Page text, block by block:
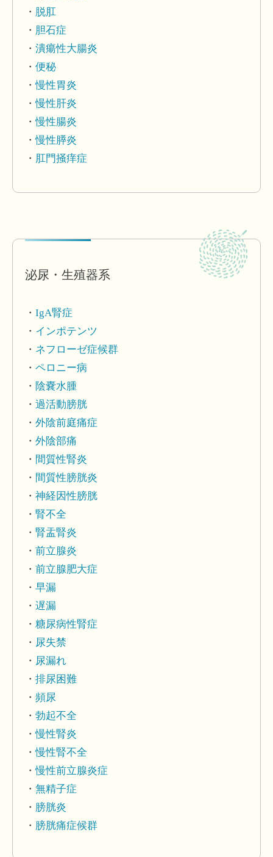
脱肛
胆石症
潰瘍性大腸炎
便秘
慢性胃炎
慢性肝炎
慢性腸炎
慢性膵炎
肛門掻痒症
泌尿・生殖器系
IgA腎症
インポテンツ
ネフローゼ症候群
ペロニー病
陰嚢水腫
過活動膀胱
外陰前庭痛症
外陰部痛
間質性腎炎
間質性膀胱炎
神経因性膀胱
腎不全
腎盂腎炎
前立腺炎
前立腺肥大症
早漏
遅漏
糖尿病性腎症
尿失禁
尿漏れ
排尿困難
頻尿
勃起不全
慢性腎炎
慢性腎不全
慢性前立腺炎症
無精子症
膀胱炎
膀胱痛症候群